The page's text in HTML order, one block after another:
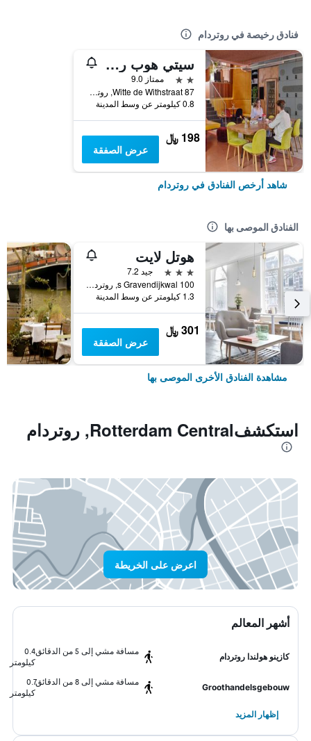
فنادق رخيصة في روتردام
سيتي هوب روتردام
2 نجمتين
ممتاز 9.0
Witte de Withstraat 87, روتردام, مقاطعة جنوب هولندا, هولندا
0.8 كيلومتر عن وسط المدينة
198 ﷼
عرض الصفقة
شاهد أرخص الفنادق في روتردام
الفنادق الموصى بها
هوتل لايت
3 نجوم
جيد 7.2
s Gravendijkwal 100, روتردام, مقاطعة جنوب هولندا, هولندا
1.3 كيلومتر عن وسط المدينة
301 ﷼
عرض الصفقة
مشاهدة الفنادق الأخرى الموصى بها
استكشفRotterdam Central, روتردام
اعرض على الخريطة
أشهر المعالم
كازينو هولندا روتردام
مسافة مشي إلى 5 من الدقائق
0.4
كيلومتر
Groothandelsgebouw
مسافة مشي إلى 8 من الدقائق
0.7
كيلومتر
إظهار المزيد